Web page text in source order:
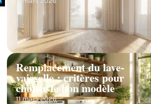
Remplacement du lave-
vaisselle : critères pour
choisir le bon modèle
11 mars 2026